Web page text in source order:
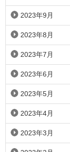
2023年9月
2023年8月
2023年7月
2023年6月
2023年5月
2023年4月
2023年3月